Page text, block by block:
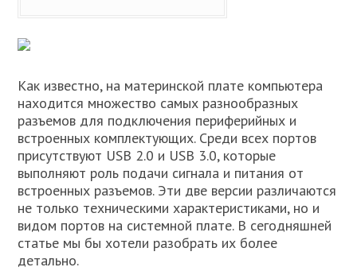
Как известно, на материнской плате компьютера
находится множество самых разнообразных
разъемов для подключения периферийных и
встроенных комплектующих. Среди всех портов
присутствуют USB 2.0 и USB 3.0, которые
выполняют роль подачи сигнала и питания от
встроенных разъемов. Эти две версии различаются
не только техническими характеристиками, но и
видом портов на системной плате. В сегодняшней
статье мы бы хотели разобрать их более
детально.